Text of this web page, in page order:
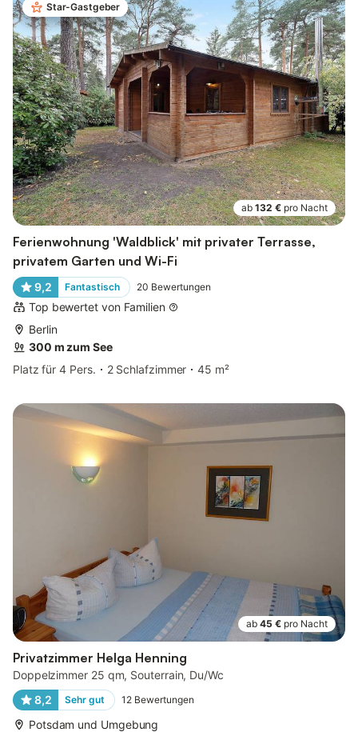
Star-Gastgeber
ab 132 € pro Nacht
Ferienwohnung 'Waldblick' mit privater Terrasse,
privatem Garten und Wi-Fi
9,2 Fantastisch 20 Bewertungen
Top bewertet von Familien
Berlin
300 m zum See
Platz für 4 Pers.
2 Schlafzimmer 45 m²
ab 45 € pro Nacht
Privatzimmer Helga Henning
Doppelzimmer 25 qm, Souterrain, Du/Wc
8,2
Sehr gut 12 Bewertungen
Potsdam und Umgebung